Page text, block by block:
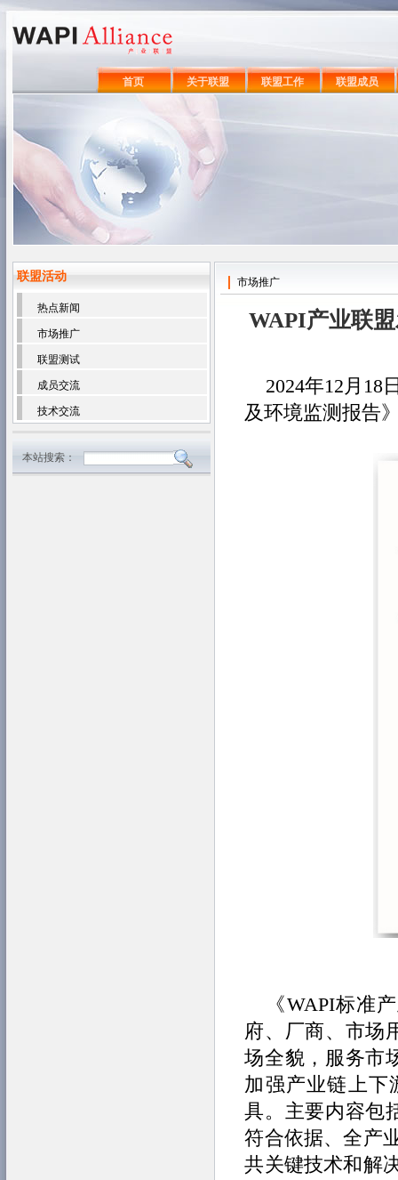
首页 关于联盟 联盟工作 联盟成员
联盟活动
热点新闻
市场推广
联盟测试
成员交流
技术交流
本站搜索：
市场推广
WAPI产业联
2024年12月18
及环境监测报告
《WAPI标准
府、厂商、市场
场全貌，服务市
加强产业链上下
具。主要内容包
符合依据、全产
共关键技术和解